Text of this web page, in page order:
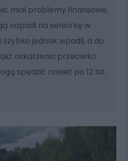
miał problemy finansowe,
napadł na seniorkę w
szybko jednak wpadli, a do
akt oskarżenia przeciwko
spędzić nawet po 12 lat.